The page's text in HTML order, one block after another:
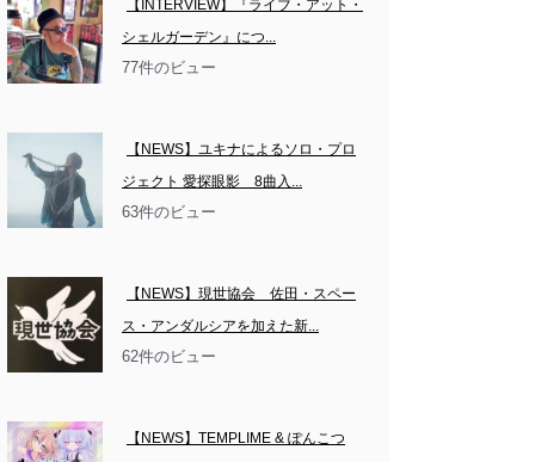
【INTERVIEW】『ライブ・アット・
シェルガーデン』につ...
77件のビュー
【NEWS】ユキナによるソロ・プロ
ジェクト 愛探眼影　8曲入...
63件のビュー
【NEWS】現世協会　佐田・スペー
ス・アンダルシアを加えた新...
62件のビュー
【NEWS】TEMPLIME & ぽんこつ